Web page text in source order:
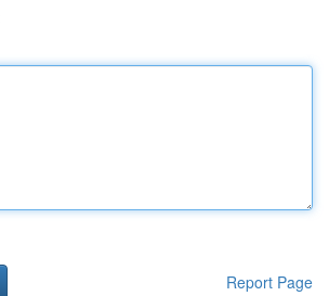
Report Page